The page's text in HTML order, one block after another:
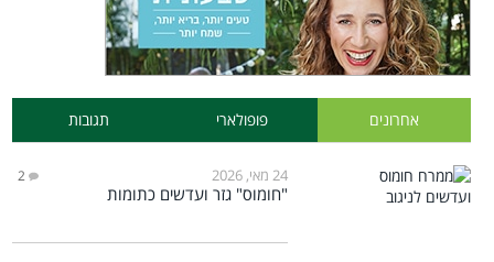
אחרונים פופולארי תגובות
24 מאי, 2026 2
"חומוס" גזר ועדשים כתומות